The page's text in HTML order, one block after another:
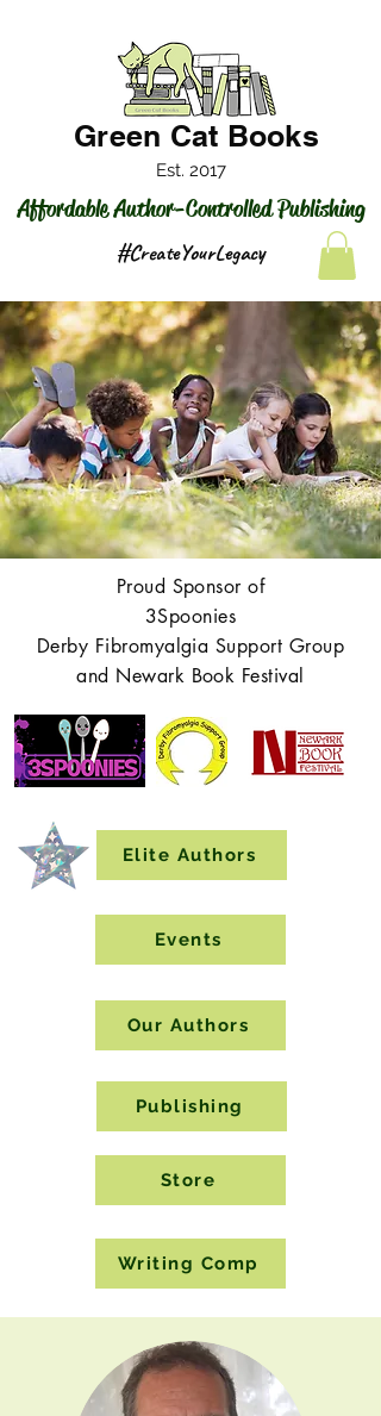
Affordable Author-Controlled Publishing
Green Cat Books
Est. 2017
#CreateYourLegacy
Proud Sponsor of
3Spoonies
Derby Fibromyalgia Support Group
and Newark Book Festival
Elite Authors
Events
Our Authors
Publishing
Store
Writing Comp